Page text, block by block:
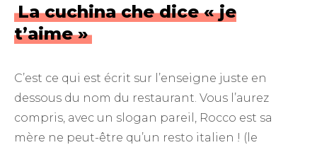
La cuchina che dice « je
t’aime »
C’est ce qui est écrit sur l’enseigne juste en
dessous du nom du restaurant. Vous l’aurez
compris, avec un slogan pareil, Rocco est sa
mère ne peut-être qu’un resto italien ! (le